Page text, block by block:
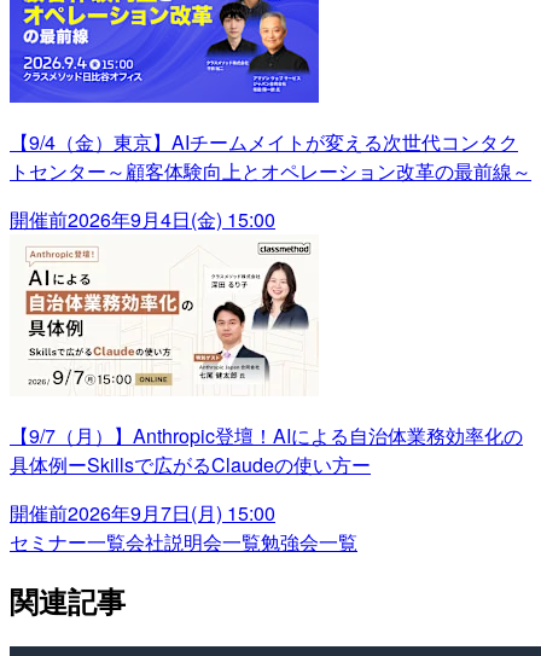
【9/4（金）東京】AIチームメイトが変える次世代コンタク
トセンター～顧客体験向上とオペレーション改革の最前線～
開催前2026年9月4日(金) 15:00
【9/7（月）】Anthropic登壇！AIによる自治体業務効率化の
具体例ーSkillsで広がるClaudeの使い方ー
開催前2026年9月7日(月) 15:00
セミナー一覧会社説明会一覧勉強会一覧
関連記事